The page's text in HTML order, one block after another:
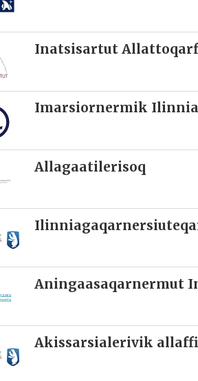
Inatsisartut
Imarsiornermik
Allagaatilerisoq
Aningaasaqarnermut
Akissarsialerivik